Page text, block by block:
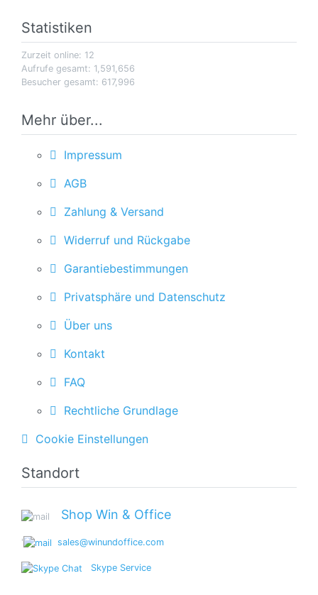
Statistiken
Zurzeit online: 12
Aufrufe gesamt: 1,591,656
Besucher gesamt: 617,996
Mehr über...
Impressum
AGB
Zahlung & Versand
Widerruf und Rückgabe
Garantiebestimmungen
Privatsphäre und Datenschutz
Über uns
Kontakt
FAQ
Rechtliche Grundlage
Cookie Einstellungen
Standort
Shop Win & Office
' sales@winundoffice.com
Skype Service